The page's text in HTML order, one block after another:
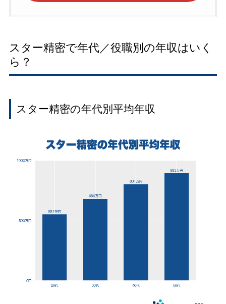
スター精密で年代／役職別の年収はいく
ら？
スター精密の年代別平均年収